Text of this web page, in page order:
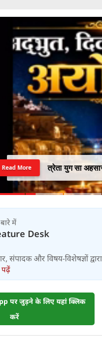
त्रेता युग सा
Read More
में
Desk
संपादक और विषय-विशेषज्ञों
पर जुड़ने के लिए यहां क्लिक
करें